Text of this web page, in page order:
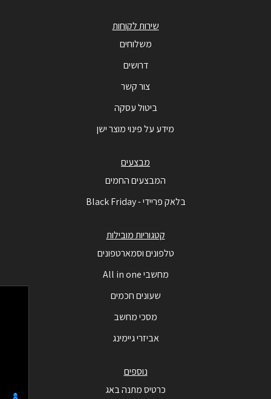
שירות לקוחות
משלוחים
דרושים
צור קשר
ביטול עסקה
מידע על פינוי מוצר ישן
מבצעים
המבצעים החמים
בלאק פריידי - Black Friday
קטגוריות מובילות
טלפונים וסמארטפונים
מחשבי All in one
שעונים חכמים
מסכי מחשב
אביזרי גיימינג
נוספים
כרטיס מתנה באג